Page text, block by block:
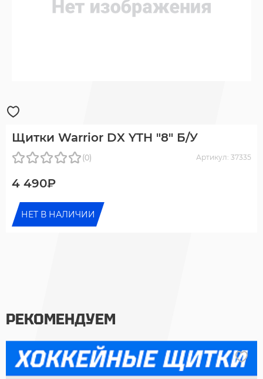
Щитки Warrior DX YTH "8" Б/У
(0) Артикул: 37335
4 490₽
НЕТ В НАЛИЧИИ
РЕКОМЕНДУЕМ